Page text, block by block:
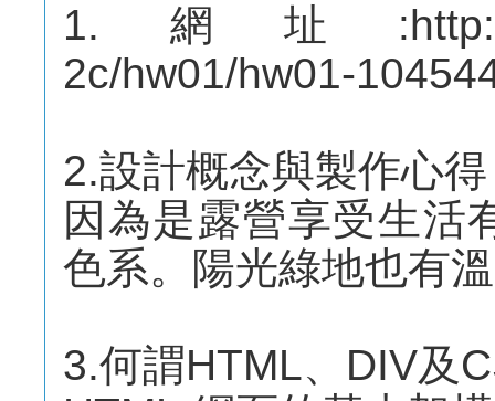
1.網址:http://
2c/hw01/hw01-
2.設計概念與製作心
因為是露營享受生活
色系。陽光綠地也有
3.何謂HTML、DIV及